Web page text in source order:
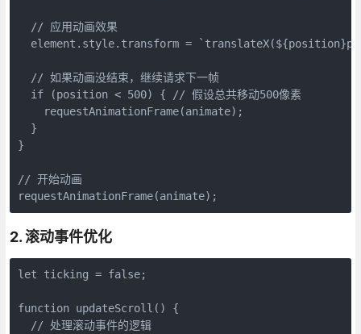
  // 应用动画效果
element.style.transform =
  // 如果动画没结束，继续请求下一帧
  if (position < 500) { // 假设总共移动500像素
    requestAnimationFrame(animate);
  }
}
// 开始动画
requestAnimationFrame(animate);
2. 滚动事件优化
let ticking = false;
function updateScroll() {
  // 处理滚动事件的逻辑